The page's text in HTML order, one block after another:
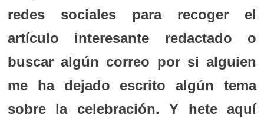
redes sociales para recoger el
artículo interesante redactado o
buscar algún correo por si alguien
me ha dejado escrito algún tema
sobre la celebración.Y hete aquí